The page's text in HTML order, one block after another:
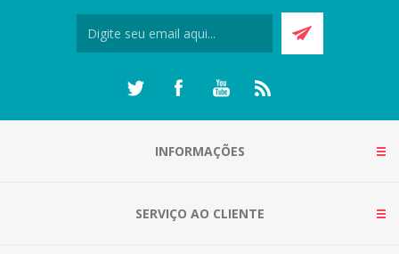
INFORMAÇÕES
SERVIÇO AO CLIENTE